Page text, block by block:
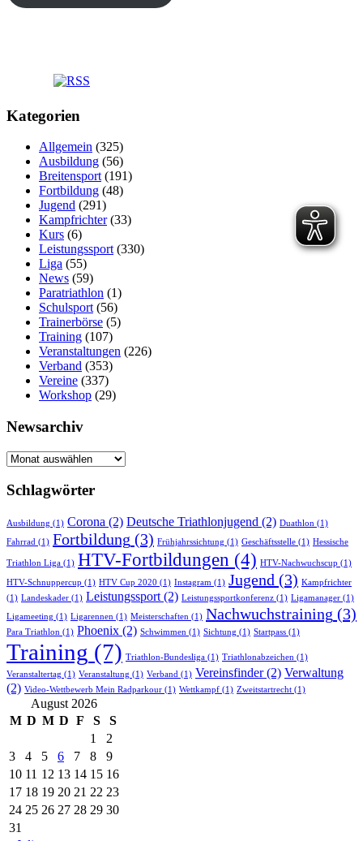
Kategorien
Allgemein (325)
Ausbildung (56)
Breitensport (191)
Fortbildung (48)
Jugend (291)
Kampfrichter(33)
Kurs (6)
Leistungssport (330)
Liga (55)
News (59)
Paratriathlon (1)
Schulsport (56)
Trainerbörse (5)
Training (107)
Veranstaltungen (226)
Verband (353)
Vereine (337)
Workshop (29)
Newsarchiv
Newsarchiv
Schlagwörter
Ausbildung (1) Corona (2) Deutsche Triathlonjugend (2) Duathlon (1)
Fahrrad (1) Fortbildung (3) Frühjahrssichtung (1) Geschäftsstelle (1) Hessische
Triathlon Liga (1) HTV-Fortbildungen (4) HTV-Nachwuchscup (1)
HTV-Schnuppercup (1) HTV Cup 2020 (1) Instagram (1) Jugend (3) Kampfrichter
(1) Landeskader (1) Leistungssport(2) Leistungssportkonferenz (1) Ligamanager (1)
Ligameeting (1) Ligarennen (1) Meisterschaften (1) Nachwuchstraining (3)
Para Triathlon (1) Phoenix (2) Schwimmen (1) Sichtung (1) Startpass (1)
Training (7) Triathlon-Bundesliga (1) Triathlonabzeichen (1)
Veranstaltertag (1) Veranstaltung (1) Verband (1) Vereinsfinder(2) Verwaltung
(2) Video-Wettbewerb Mein Radparkour (1) Wettkampf (1) Zweitstartrecht (1)
August 2026
M D M D F S
S
1
2
3
4 5 6 7 8
9
10 11 12 13 14 15 16
17 18 19 20 21 22 23
24 25 26 27 28 29 30
31